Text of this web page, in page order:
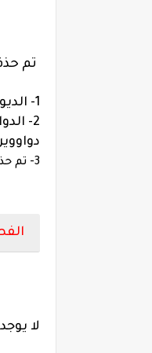
تم
1- الديوان العالي تم حذف من مهامة مناقشة بعض الاختصاصات القضائية
3- تم حذف مدينة فامكة نتائج حرب السودان
لا